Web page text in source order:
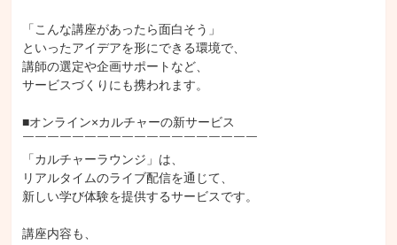
「こんな講座があったら面白そう」
といったアイデアを形にできる環境で、
講師の選定や企画サポートなど、
サービスづくりにも携われます。
■オンライン×カルチャーの新サービス
￣￣￣￣￣￣￣￣￣￣￣￣￣￣￣￣￣￣￣
「カルチャーラウンジ」は、
リアルタイムのライブ配信を通じて、
新しい学び体験を提供するサービスです。
講座内容も、